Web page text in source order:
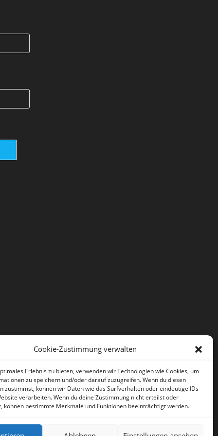
Cookie-Zustimmung verwalten
Erlebnis zu bieten, verwenden wir Technologien wie Cookies, um
zu speichern und/oder darauf zuzugreifen. Wenn du diesen
zustimmst, können wir Daten wie das Surfverhalten oder eindeutige IDs
verarbeiten. Wenn du deine Zustimmung nicht erteilst oder
können bestimmte Merkmale und Funktionen beeinträchtigt werden.